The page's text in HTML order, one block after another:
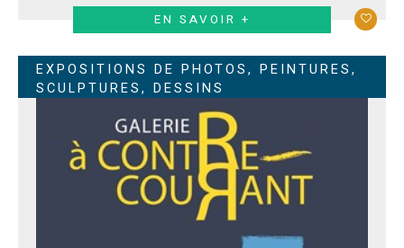
EN SAVOIR +
EXPOSITIONS DE PHOTOS, PEINTURES,
SCULPTURES, DESSINS